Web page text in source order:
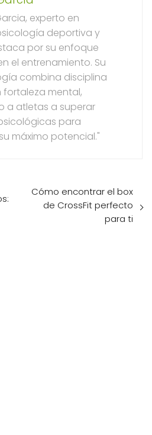
experto en
deportiva y
por su enfoque
el entrenamiento. Su
combina disciplina
mental,
a atletas a superar
para
máximo potencial."
Cómo encontrar el box
de CrossFit perfecto
para ti